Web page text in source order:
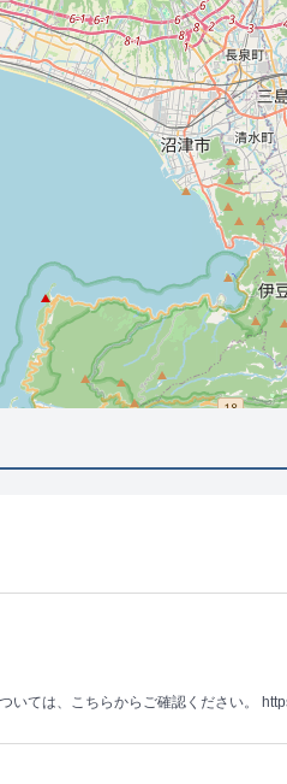
いては、こちらからご確認ください。